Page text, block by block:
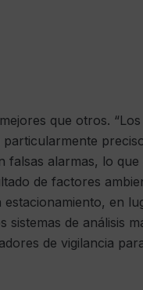
que otros. “Los
alarmas, lo que
de factores
en
de análisis
de vigilancia